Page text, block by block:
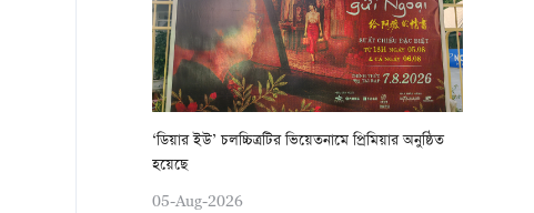
‘ডিয়ার ইউ’ চলচ্চিত্রটির ভিয়েতনামে প্রিমিয়ার অনুষ্ঠিত
হয়েছে
05-Aug-2026